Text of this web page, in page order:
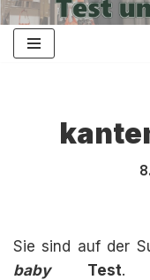
Zum
Sie sind auf der
baby
Test.